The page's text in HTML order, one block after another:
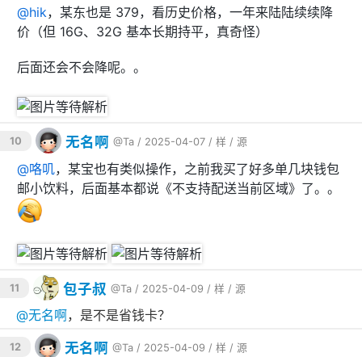
@hik，某东也是 379，看历史价格，一年来陆陆续续降
价（但 16G、32G 基本长期持平，真奇怪）
后面还会不会降呢。。
10 无名啊 @Ta / 2025-04-07 / 样 / 源
@咯叽，某宝也有类似操作，之前我买了好多单几块钱包
邮小饮料，后面基本都说《不支持配送当前区域》了。。
11 包子叔 @Ta / 2025-04-09 / 样 / 源
@无名啊，是不是省钱卡？
12 无名啊 @Ta / 2025-04-09 / 样 / 源